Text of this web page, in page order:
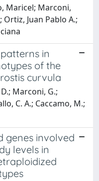
Maricel; Marconi,
Juan Pablo A.;
in
of the
curvula
Marconi, G.;
C. A.; Caccamo, M.;
genes involved
levels in